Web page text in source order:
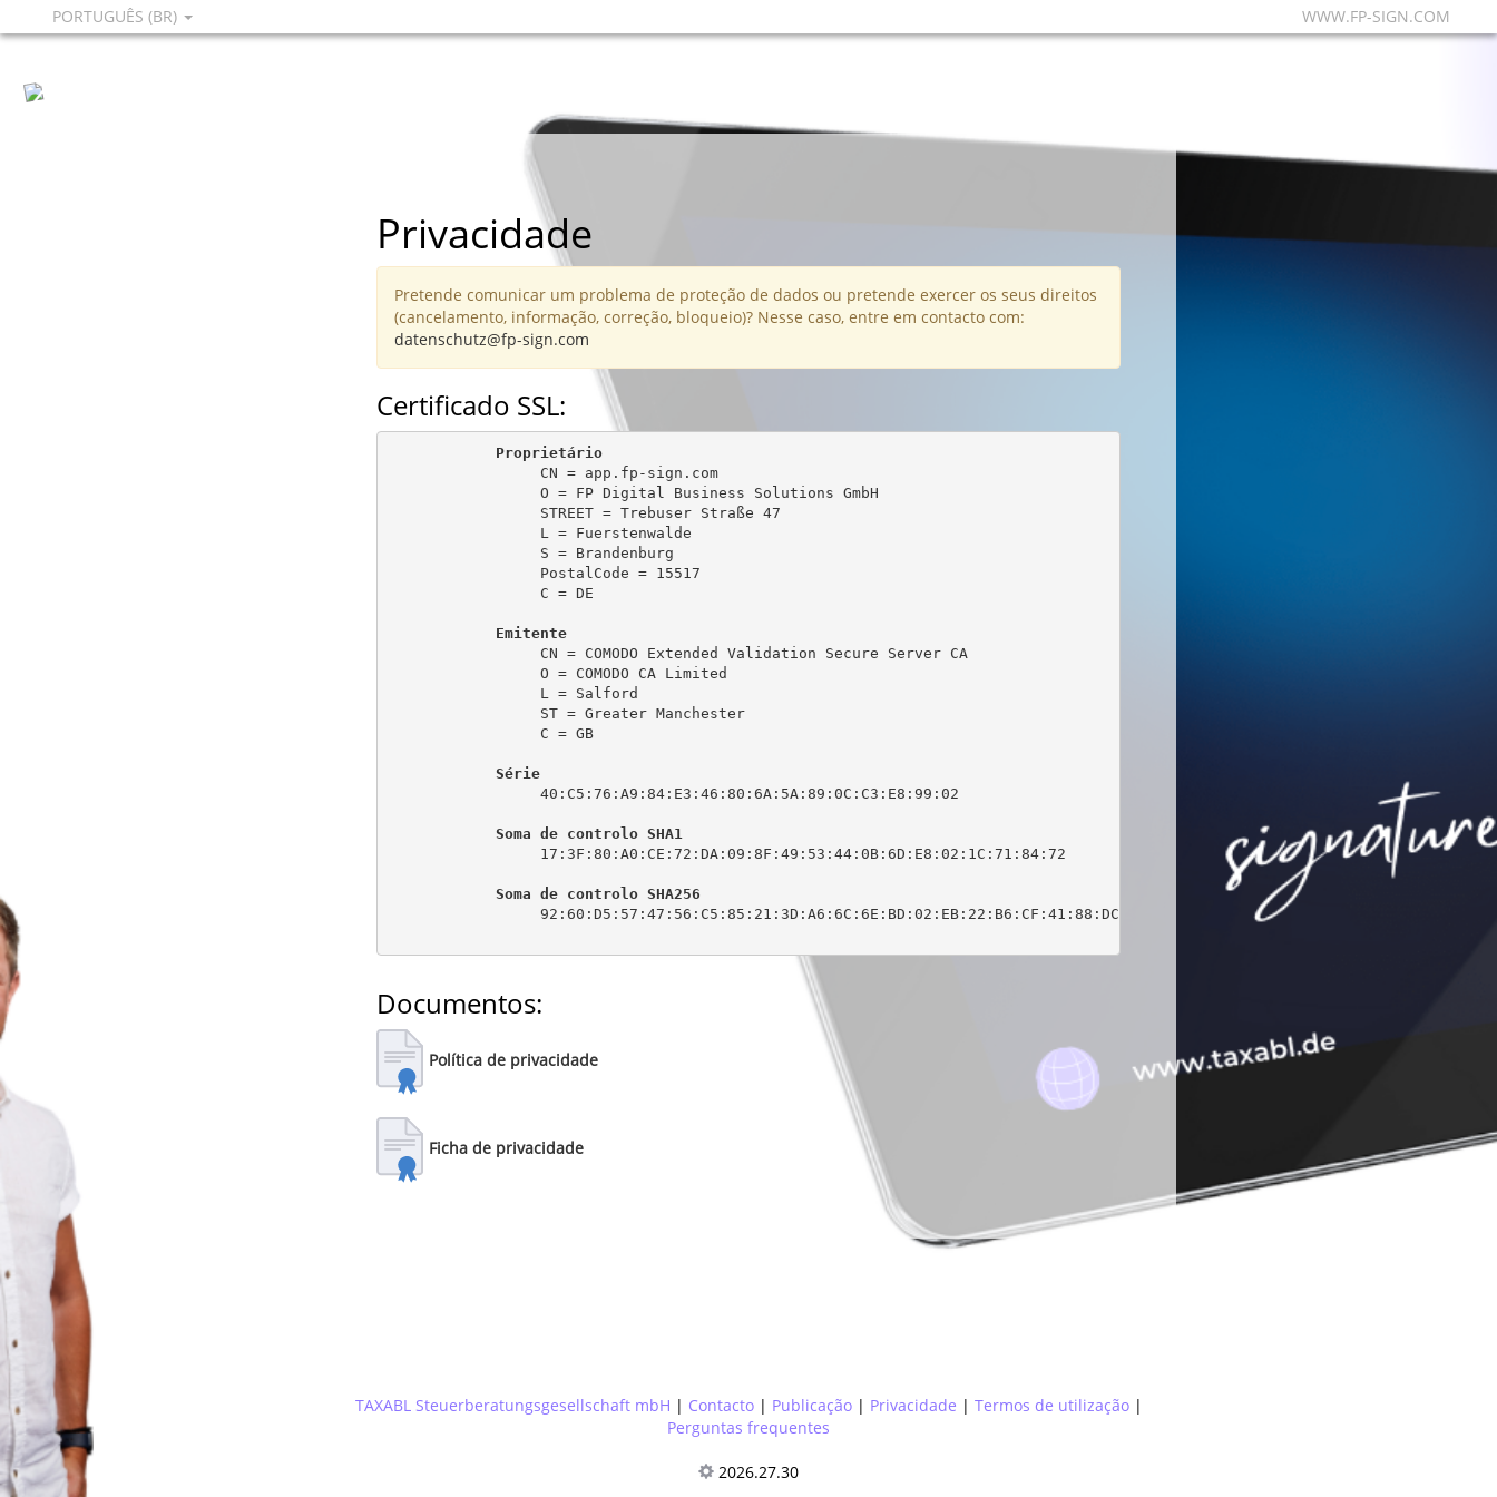
PORTUGUÊS (BR) WWW.FP-SIGN.COM
Privacidade
Pretende comunicar um problema de proteção de dados ou pretende exercer os seus direitos
(cancelamento, informação, correção, bloqueio)? Nesse caso, entre em contacto com:
datenschutz@fp-sign.com
Certificado SSL:
Proprietário
                 CN = app.fp-sign.com
                 O = FP Digital Business Solutions GmbH
                 STREET = Trebuser Straße 47
                 L = Fuerstenwalde
                 S = Brandenburg
                 PostalCode = 15517
                 C = DE
Emitente
                 CN = COMODO Extended Validation Secure Server CA
                 O = COMODO CA Limited
                 L = Salford
                 ST = Greater Manchester
                 C = GB
Série
                 40:C5:76:A9:84:E3:46:80:6A:5A:89:0C:C3:E8:99:02
Soma de controlo SHA1
                 17:3F:80:A0:CE:72:DA:09:8F:49:53:44:0B:6D:E8:02:1C:71:84:72
Soma de controlo SHA256
                 92:60:D5:57:47:56:C5:85:21:3D:A6:6C:6E:BD:02:EB:22:B6:CF:41:88:DC:03:0F:C1:DB:64:1D:E9:B7:1E:63
Documentos:
Política de privacidade
Ficha de privacidade
TAXABL Steuerberatungsgesellschaft mbH | Contacto| Publicação| Privacidade | Termos de utilização|
Perguntas frequentes
2026.27.30